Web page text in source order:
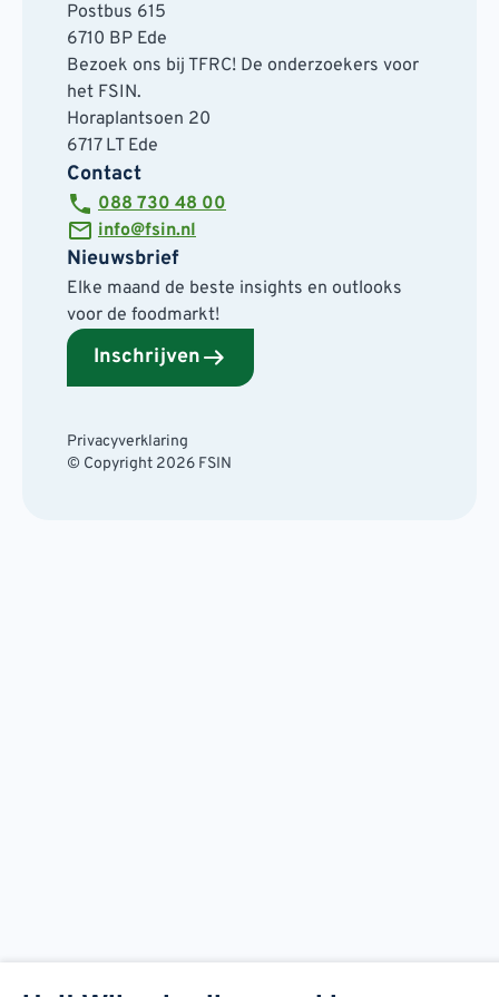
Postbus 615
6710 BP Ede
Bezoek ons bij TFRC! De onderzoekers voor
het FSIN.
Horaplantsoen 20
6717 LT Ede
Contact
088 730 48 00
info@fsin.nl
Nieuwsbrief
Elke maand de beste insights en outlooks
voor de foodmarkt!
Inschrijven
© Copyright 2026 FSIN
Privacyverklaring